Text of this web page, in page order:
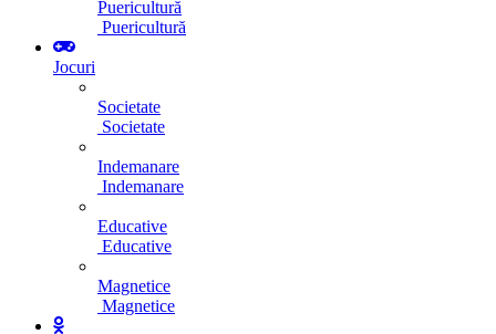
Puericultură
Puericultură
Jocuri
Societate
Societate
Indemanare
Indemanare
Educative
Educative
Magnetice
Magnetice